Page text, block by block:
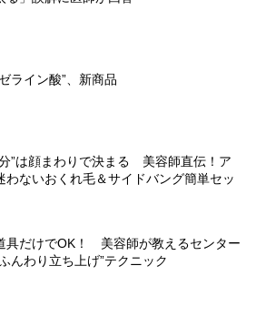
ライン酸”、新商品
”は顔まわりで決まる 美容師直伝！ア
わないおくれ毛＆サイドバング簡単セッ
具だけでOK！ 美容師が教えるセンター
んわり立ち上げ”テクニック